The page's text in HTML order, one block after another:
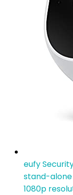
eufy
stand-
1080p